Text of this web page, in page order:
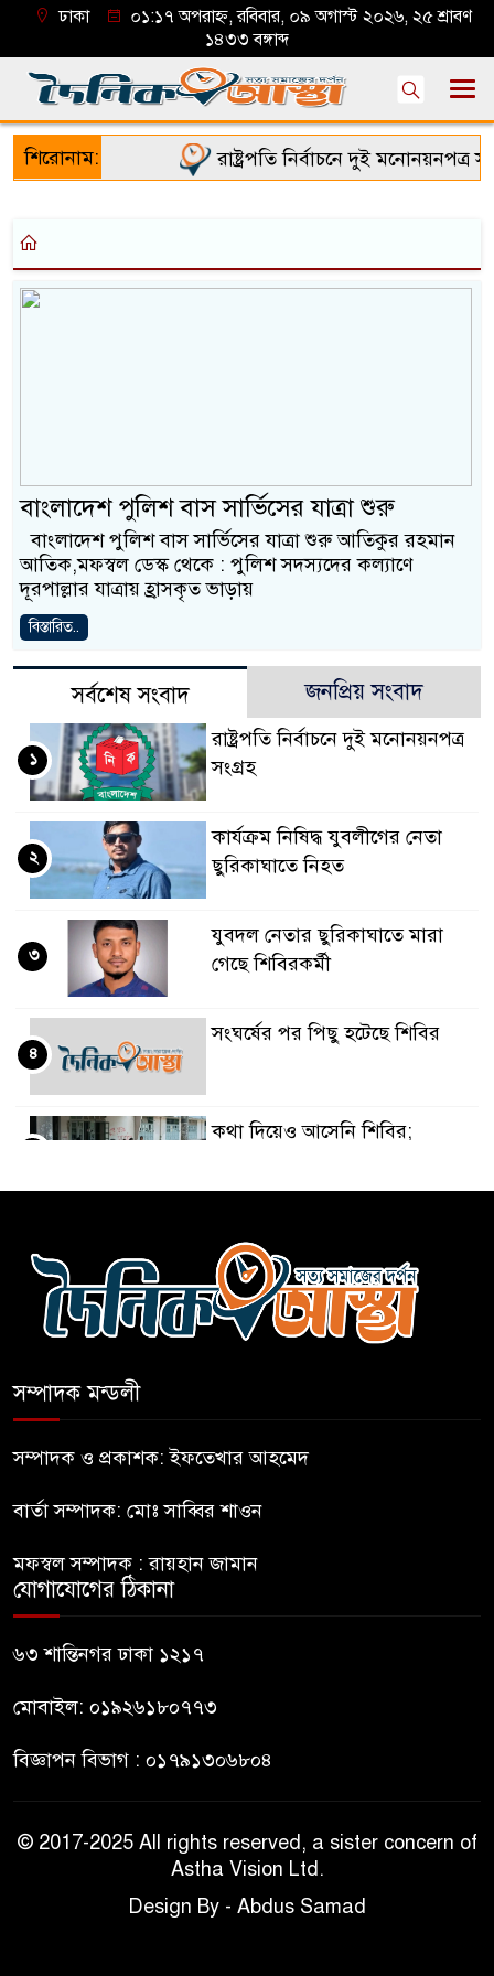
ঢাকা
০১:১৭ অপরাহ্ন, রবিবার, ০৯ অগাস্ট ২০২৬, ২৫ শ্রাবণ
১৪৩৩ বঙ্গাব্দ
শিরোনাম: রাষ্ট্রপতি নির্বাচনে দুই মনোনয়নপত্র
বাংলাদেশ পুলিশ বাস সার্ভিসের যাত্রা শুরু
বাংলাদেশ পুলিশ বাস সার্ভিসের যাত্রা শুরু আতিকুর রহমান
আতিক,মফস্বল ডেস্ক থেকে : পুলিশ সদস্যদের কল্যাণে
দূরপাল্লার যাত্রায় হ্রাসকৃত ভাড়ায়
বিস্তারিত..
সর্বশেষ সংবাদ জনপ্রিয় সংবাদ
রাষ্ট্রপতি নির্বাচনে দুই মনোনয়নপত্র
সংগ্রহ
১
কার্যক্রম নিষিদ্ধ যুবলীগের নেতা
ছুরিকাঘাতে নিহত
২
যুবদল নেতার ছুরিকাঘাতে মারা
গেছে শিবিরকর্মী
৩
সংঘর্ষের পর পিছু হটেছে শিবির
৪
কথা দিয়েও আসেনি শিবির;
বলাকা লাউঞ্জে আগুন
৬
নীলফামারীতে ৫ দিনেও ফিরেনি
মেট্রিক টন টিয়ার শেল
মানবিক মূল্যবোধ সম্পন্ন বিচারকের
অভাব
সম্পাদক মন্ডলী
সম্পাদক ও প্রকাশক: ইফতেখার আহমেদ
বার্তা সম্পাদক: মোঃ সাব্বির শাওন
মফস্বল সম্পাদক : রায়হান জামান
যোগাযোগের ঠিকানা
৬৩ শান্তিনগর ঢাকা ১২১৭
মোবাইল: ০১৯২৬১৮০৭৭৩
বিজ্ঞাপন বিভাগ : ০১৭৯১৩০৬৮০৪
© 2017-2025 All rights reserved, a sister concern of
Astha Vision Ltd.
Design By - Abdus Samad